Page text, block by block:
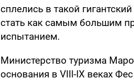
сплелись в такой
стать как самым большим
испытанием.
Министерство туризма
основания в VIII-IX веках